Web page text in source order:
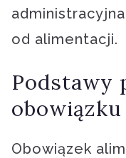
od alimentacji.
Podstawy
Obowiązek